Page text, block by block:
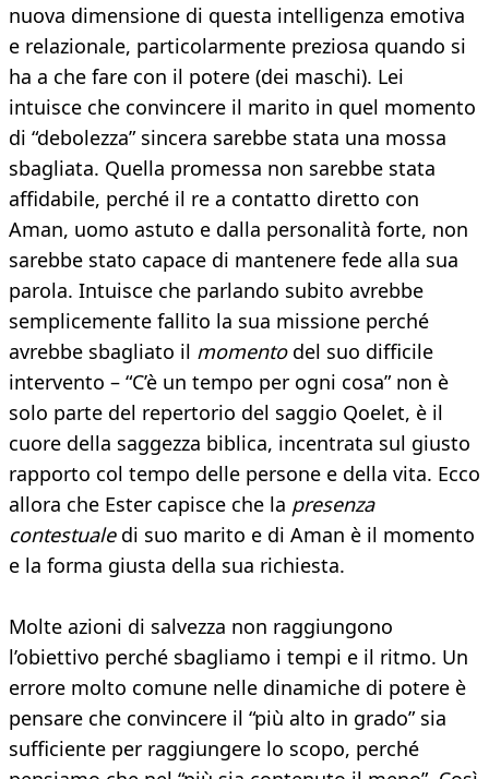
nuova dimensione di questa intelligenza emotiva
e relazionale, particolarmente preziosa quando si
ha a che fare con il potere (dei maschi). Lei
intuisce che convincere il marito in quel momento
di “debolezza” sincera sarebbe stata una mossa
sbagliata. Quella promessa non sarebbe stata
affidabile, perché il re a contatto diretto con
Aman, uomo astuto e dalla personalità forte, non
sarebbe stato capace di mantenere fede alla sua
parola. Intuisce che parlando subito avrebbe
semplicemente fallito la sua missione perché
avrebbe sbagliato il momentodel suo difficile
intervento – “C’è un tempo per ogni cosa” non è
solo parte del repertorio del saggio Qoelet, è il
cuore della saggezza biblica, incentrata sul giusto
rapporto col tempo delle persone e della vita. Ecco
allora che Ester capisce che la presenza
contestualedi suo marito e di Aman è il momento
e la forma giusta della sua richiesta.
Molte azioni di salvezza non raggiungono
l’obiettivo perché sbagliamo i tempi e il ritmo. Un
errore molto comune nelle dinamiche di potere è
pensare che convincere il “più alto in grado” sia
sufficiente per raggiungere lo scopo, perché